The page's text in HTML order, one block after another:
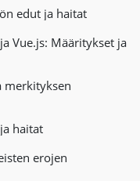
edut ja haitat
Vue.js: Määritykset ja
merkityksen
haitat
erojen